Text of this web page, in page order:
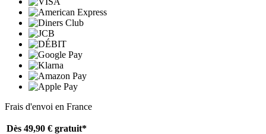
Frais d'envoi en France
Dès 49,90 € gratuit*